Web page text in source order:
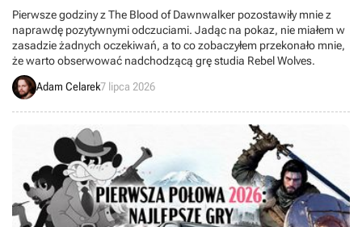
Pierwsze godziny z The Blood of Dawnwalker pozostawiły mnie z
naprawdę pozytywnymi odczuciami. Jadąc na pokaz, nie miałem w
zasadzie żadnych oczekiwań, a to co zobaczyłem przekonało mnie,
że warto obserwować nadchodzącą grę studia Rebel Wolves.
Adam Celarek7 lipca 2026